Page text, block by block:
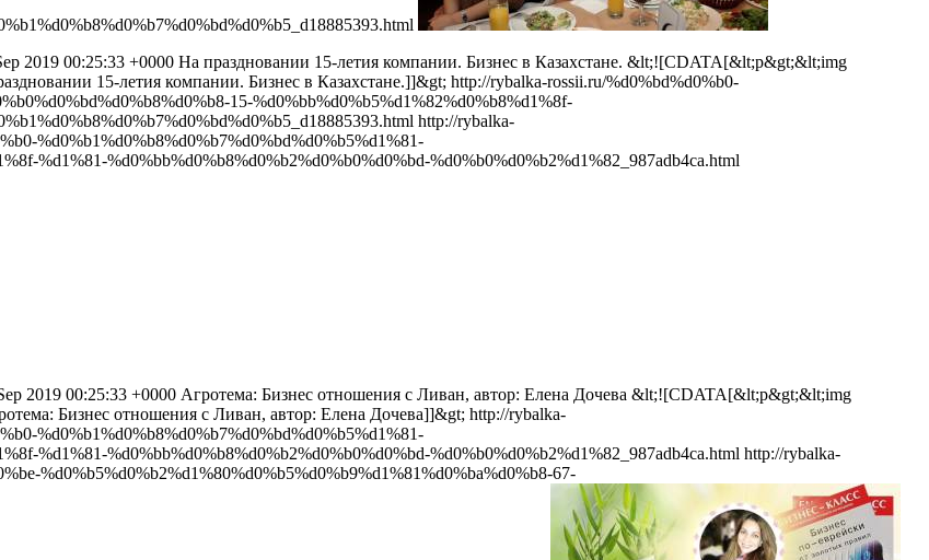
2019 00:25:33 +0000 На праздновании 15-летия компании. Бизнес в Казахстане. &lt;![CDATA[&lt;p&gt;&lt;img
15-летия компании. Бизнес в Казахстане.]]&gt; http://rybalka-rossii.ru/%d0%bd%d0%b0-
15-%d0%bb%d0%b5%d1%82%d0%b8%d1%8f-
http://rybalka-
%d0%b1%d0%b8%d0%b7%d0%bd%d0%b5%d1%81-
%d1%81-%d0%bb%d0%b8%d0%b2%d0%b0%d0%bd-%d0%b0%d0%b2%d1%82_987adb4ca.html
2019 00:25:33 +0000 Агротема: Бизнес отношения с Ливан, автор: Елена Дочева &lt;![CDATA[&lt;p&gt;&lt;img
Бизнес отношения с Ливан, автор: Елена Дочева]]&gt; http://rybalka-
%d0%b1%d0%b8%d0%b7%d0%bd%d0%b5%d1%81-
%d1%81-%d0%bb%d0%b8%d0%b2%d0%b0%d0%bd-%d0%b0%d0%b2%d1%82_987adb4ca.html http://rybalka-
%d0%b5%d0%b2%d1%80%d0%b5%d0%b9%d1%81%d0%ba%d0%b8-67-